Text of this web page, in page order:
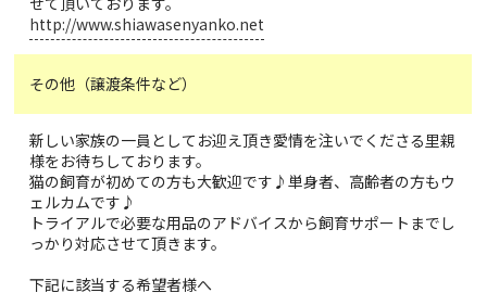
http://www.shiawasenyanko.net
その他（譲渡条件など）
新しい家族の一員としてお迎え頂き愛情を注いでくださる里親
様をお待ちしております。
猫の飼育が初めての方も大歓迎です♪単身者、高齢者の方もウ
ェルカムです♪
トライアルで必要な用品のアドバイスから飼育サポートまでし
っかり対応させて頂きます。
下記に該当する希望者様へ